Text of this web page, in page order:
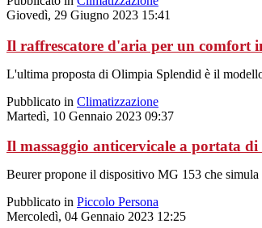
Giovedì, 29 Giugno 2023 15:41
Il raffrescatore d'aria per un comfort
L'ultima proposta di Olimpia Splendid è il
Pubblicato in Climatizzazione
Martedì, 10 Gennaio 2023 09:37
Il massaggio anticervicale a portata di
Beurer propone il dispositivo MG 153 che simula
Pubblicato in Piccolo Persona
Mercoledì, 04 Gennaio 2023 12:25